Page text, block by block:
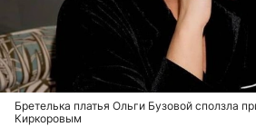
Бретелька платья Ольги Бузовой сползла
Киркоровым